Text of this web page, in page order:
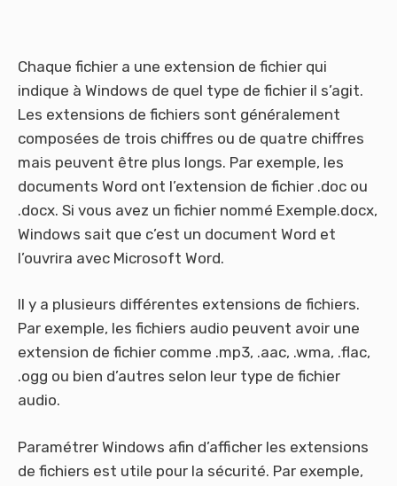
Chaque fichier a une extension de fichier qui
indique à Windows de quel type de fichier il s’agit.
Les extensions de fichiers sont généralement
composées de trois chiffres ou de quatre chiffres
mais peuvent être plus longs. Par exemple, les
documents Word ont l’extension de fichier .doc ou
.docx. Si vous avez un fichier nommé Exemple.docx,
Windows sait que c’est un document Word et
l’ouvrira avec Microsoft Word.
Il y a plusieurs différentes extensions de fichiers.
Par exemple, les fichiers audio peuvent avoir une
extension de fichier comme .mp3, .aac, .wma, .flac,
.ogg ou bien d’autres selon leur type de fichier
audio.
Paramétrer Windows afin d’afficher les extensions
de fichiers est utile pour la sécurité. Par exemple,